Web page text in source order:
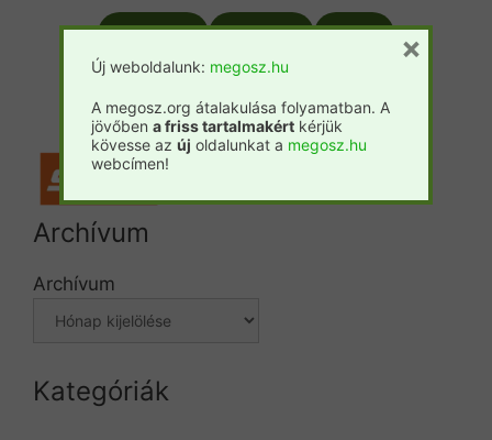
Csemete Prosilva Fatáj
Forestpress
Archívum
Archívum
Kategóriák
Új weboldalunk: megosz.hu
A megosz.org átalakulása folyamatban. A
jövőben a friss tartalmakért kérjük
kövesse az új oldalunkat a megosz.hu
webcímen!
×